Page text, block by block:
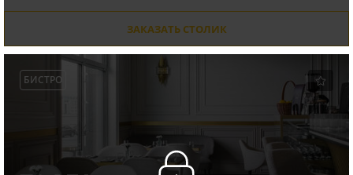
ЗАКАЗАТЬ СТОЛИК
БИСТРО